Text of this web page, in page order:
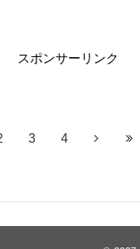
スポンサーリンク
3 4